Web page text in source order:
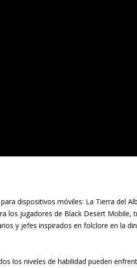
dispositivos móviles: La Tierra del
los jugadores de Black Desert Mobile,
y jefes inspirados en folclore en la
los niveles de habilidad pueden